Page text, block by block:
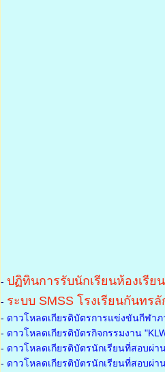
- ปฏิทินการรับนักเรียนห้องเรีย
- ระบบ SMSS โรงเรียนกันทร
- ดาวโหลดเกียรติบัตรการแข่งขันกีฬา
- ดาวโหลดเกียรติบัตรกิจกรรมงาน
- ดาวโหลดเกียรติบัตรนักเรียนที่สอบผ่
- ดาวโหลดเกียรติบัตรนักเรียนที่สอบผ่